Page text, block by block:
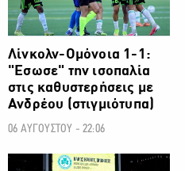
Λίνκολν-Ομόνοια 1-1:
"Εσωσε" την ισοπαλία
στις καθυστερήσεις με
Ανδρέου (στιγμιότυπα)
06 ΑΥΓΟΥΣΤΟΥ - 22:06
ΠΡΩΤΑΘΛΗΜΑ CYTA